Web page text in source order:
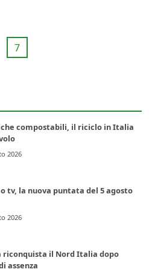
7
compostabili, il riciclo in Italia
2026
tv, la nuova puntata del 5 agosto
2026
riconquista il Nord Italia dopo
assenza